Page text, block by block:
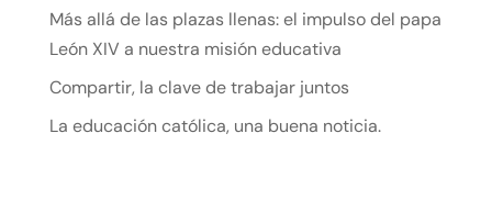
Más allá de las plazas llenas: el impulso del papa
León XIV a nuestra misión educativa
Compartir, la clave de trabajar juntos
La educación católica, una buena noticia.